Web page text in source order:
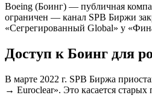
Boeing (Боинг) — публичная
ограничен — канал SPB Биржи
«Сегрегированный Global» у
Доступ к Боинг для
В марте 2022 г. SPB Биржа
→ Euroclear». Это касается